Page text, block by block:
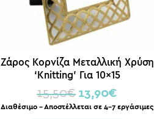
Ζάρος Κορνίζα Μεταλλική Χρύση
‘Knitting’ Για 10×15
15,50€ 13,90€
Διαθέσιμο – Αποστέλλεται σε 4-7 εργάσιμες